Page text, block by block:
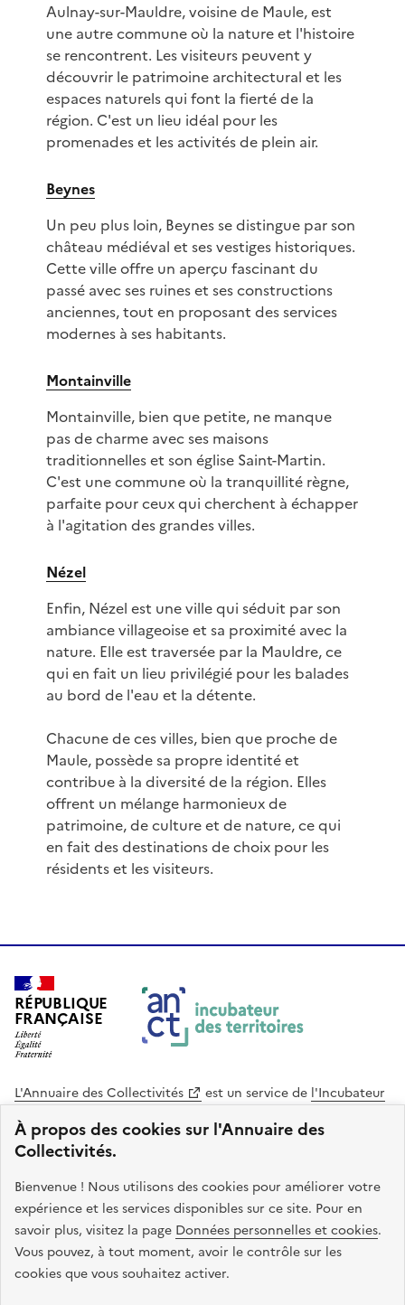
À propos des cookies sur l'Annuaire des
Collectivités.
Bienvenue ! Nous utilisons des cookies pour améliorer votre
expérience et les services disponibles sur ce site. Pour en
savoir plus, visitez la page Données personnelles et cookies.
Vous pouvez, à tout moment, avoir le contrôle sur les
cookies que vous souhaitez activer.
Aulnay-sur-Mauldre, voisine de Maule, est
une autre commune où la nature et l'histoire
se rencontrent. Les visiteurs peuvent y
découvrir le patrimoine architectural et les
espaces naturels qui font la fierté de la
région. C'est un lieu idéal pour les
promenades et les activités de plein air.
Beynes
Un peu plus loin, Beynes se distingue par son
château médiéval et ses vestiges historiques.
Cette ville offre un aperçu fascinant du
passé avec ses ruines et ses constructions
anciennes, tout en proposant des services
modernes à ses habitants.
Montainville
Montainville, bien que petite, ne manque
pas de charme avec ses maisons
traditionnelles et son église Saint-Martin.
C'est une commune où la tranquillité règne,
parfaite pour ceux qui cherchent à échapper
à l'agitation des grandes villes.
Nézel
Enfin, Nézel est une ville qui séduit par son
ambiance villageoise et sa proximité avec la
nature. Elle est traversée par la Mauldre, ce
qui en fait un lieu privilégié pour les balades
au bord de l'eau et la détente.
Chacune de ces villes, bien que proche de
Maule, possède sa propre identité et
contribue à la diversité de la région. Elles
offrent un mélange harmonieux de
patrimoine, de culture et de nature, ce qui
en fait des destinations de choix pour les
résidents et les visiteurs.
RÉPUBLIQUE
FRANÇAISE
L'Annuaire des Collectivités est un service de l'Incubateur
des Territoires
Cohésion des Territoires
. Le code source de ce site web
est disponible en licence libre. Le design de ce site est conçu
avec le système de design de l’État.
legifrance.gouv.fr
info.gouv.fr
service-public.gouv.fr
data.gouv.fr